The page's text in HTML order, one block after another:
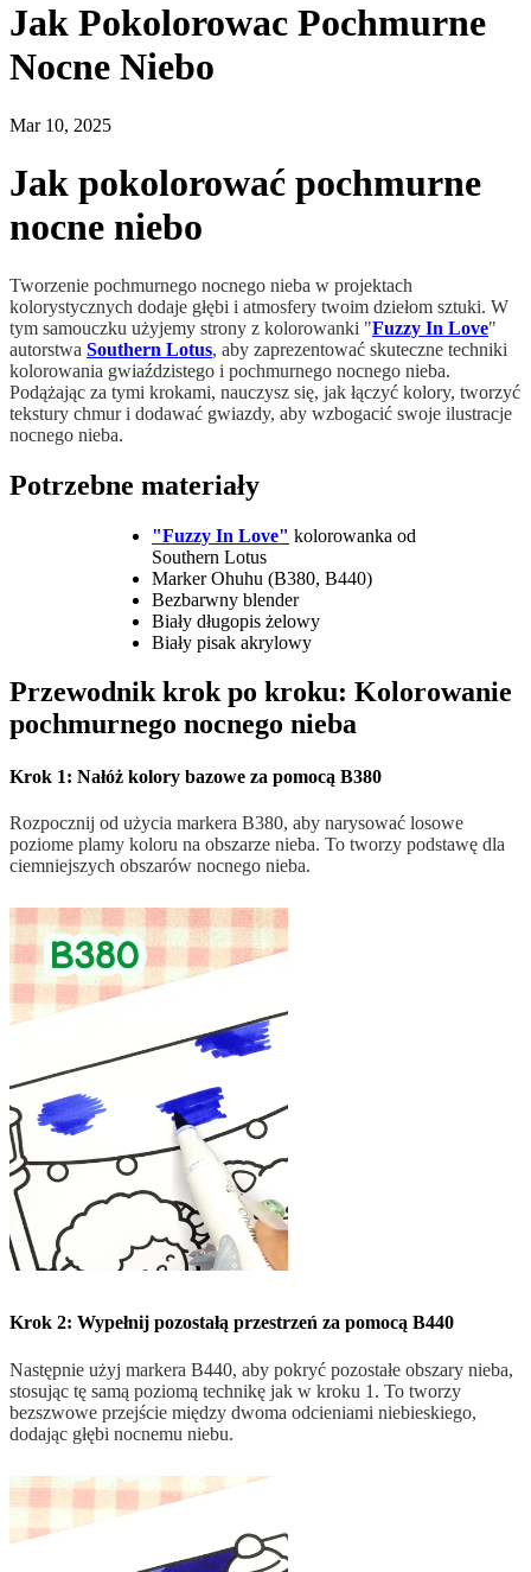
Jak Pokolorowac Pochmurne
Nocne Niebo
Mar 10, 2025
Jak pokolorować pochmurne
nocne niebo
Tworzenie pochmurnego nocnego nieba w projektach
kolorystycznych dodaje głębi i atmosfery twoim dziełom sztuki. W
tym samouczku użyjemy strony z kolorowanki "Fuzzy In Love"
autorstwa Southern Lotus, aby zaprezentować skuteczne techniki
kolorowania gwiaździstego i pochmurnego nocnego nieba.
Podążając za tymi krokami, nauczysz się, jak łączyć kolory, tworzyć
tekstury chmur i dodawać gwiazdy, aby wzbogacić swoje ilustracje
nocnego nieba.
Potrzebne materiały
"Fuzzy In Love" kolorowanka od
Southern Lotus
Marker Ohuhu (B380, B440)
Bezbarwny blender
Biały długopis żelowy
Biały pisak akrylowy
Przewodnik krok po kroku: Kolorowanie
pochmurnego nocnego nieba
Krok 1: Nałóż kolory bazowe za pomocą B380
Rozpocznij od użycia markera B380, aby narysować losowe
poziome plamy koloru na obszarze nieba. To tworzy podstawę dla
ciemniejszych obszarów nocnego nieba.
Krok 2: Wypełnij pozostałą przestrzeń za pomocą B440
Następnie użyj markera B440, aby pokryć pozostałe obszary nieba,
stosując tę samą poziomą technikę jak w kroku 1. To tworzy
bezszwowe przejście między dwoma odcieniami niebieskiego,
dodając głębi nocnemu niebu.